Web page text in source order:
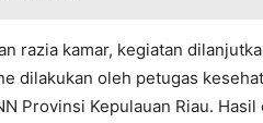
razia kamar, kegiatan
dilakukan oleh petugas
Provinsi Kepulauan Riau.